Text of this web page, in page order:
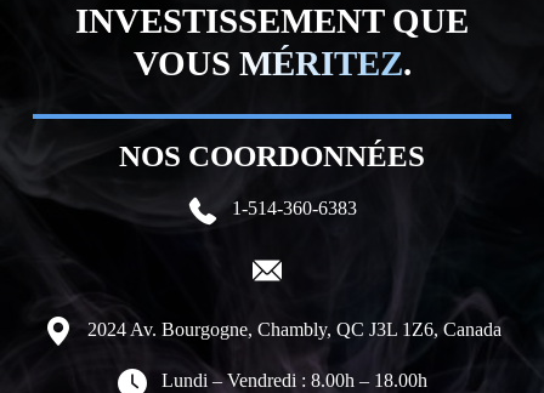
INVESTISSEMENT QUE
VOUS MÉRITEZ.
NOS COORDONNÉES
1-514-360-6383
2024 Av. Bourgogne, Chambly, QC J3L 1Z6, Canada
Lundi – Vendredi : 8.00h – 18.00h